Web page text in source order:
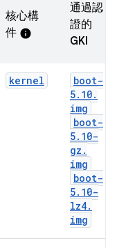
核心構
件 info
通過認
證的
GKI
kernel
boot-
5. 10.
img
boot-
5. 10-
gz .
img
boot-
5. 10-
lz4.
img